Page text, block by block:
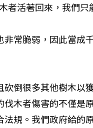
者活著回來，我們只
常脆弱，因此當成
倒很多其他樹木以
木者傷害的不僅是
規。我們政府給的